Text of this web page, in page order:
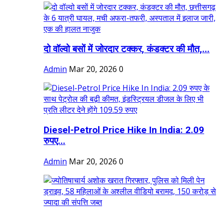
दो वॉल्वो बसों में जोरदार टक्कर, कंडक्टर की मौत,...
Admin Mar 20, 2026 0
Diesel-Petrol Price Hike In India: 2.09
रुपए...
Admin Mar 20, 2026 0